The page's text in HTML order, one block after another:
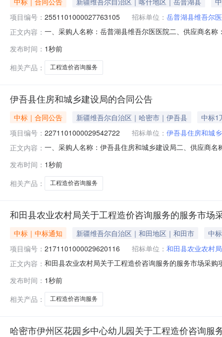
项目编号： 2551101000027763105 招标单位： 岳普湖县维吾尔
正文内容： 一、采购人名称：岳普湖县维吾尔医医院二、供应商名
1.0017860.1117860.11服务要求或标的基本概况：七、
电话：152
发布时间： 1秒前
相关产品：
工程造价咨询服务
伊吾县住房和城乡建设局的合同公告
中标｜合同公告 新疆维吾尔自治区｜哈密市｜伊吾县
中标1
项目编号： 2271101000029542722 招标单位： 伊吾县住房和城
正文内容： 一、采购人名称：伊吾县住房和城乡建设局二、供应商
1.001000010000服务要求或标的基本概况：七、其它事
18099026313传真
发布时间： 1秒前
相关产品：
工程造价咨询服务
和田县农业农村局关于工程造价咨询服务的服务市场
中标｜中标通知 新疆维吾尔自治区｜和田地区｜和田市
中
项目编号： 2171101000029620116 招标单位： 和田县农业农村局
正文内容： 和田县农业农村局关于工程造价咨询服务的服务市场采
额（元）:项目所在行政区划编码:653221项目所在行政
发布时间： 1秒前
相关产品：
工程造价咨询服务
哈密市伊州区花园乡中心幼儿园关于工程造价咨询服